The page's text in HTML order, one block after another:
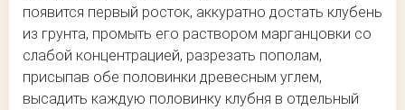
появится первый росток, аккуратно достать клубень
из грунта, промыть его раствором марганцовки со
слабой концентрацией, разрезать пополам,
присыпав обе половинки древесным углем,
высадить каждую половинку клубня в отдельный